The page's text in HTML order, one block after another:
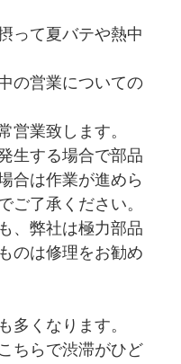
って夏バテや熱中
の営業についての
営業致します。
生する場合で部品
合は作業が進めら
ご了承ください。
、弊社は極力部品
のは修理をお勧め
多くなります。
ちらで渋滞がひど